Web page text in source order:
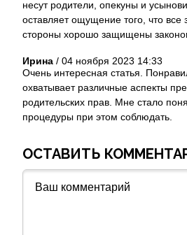
несут родители, опекуны и
оставляет ощущение того, что все
стороны хорошо защищены
Ирина / 04 ноября 2023 14:33
Очень интересная статья.
охватывает различные аспекты
родительских прав. Мне стало
процедуры при этом соблюдать.
ОСТАВИТЬ